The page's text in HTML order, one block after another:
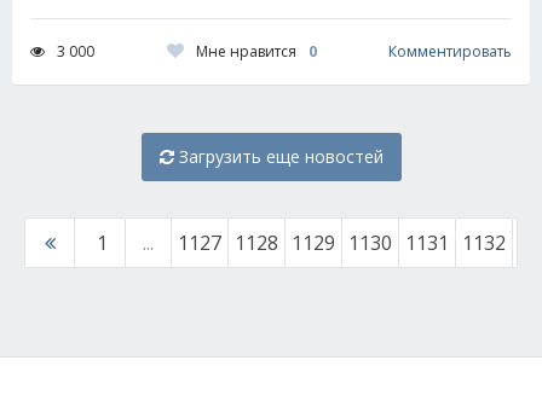
3 000 Мне нравится 0 Комментировать
Загрузить еще новостей
1 ... 1127 1128 1129 1130 1131 1132